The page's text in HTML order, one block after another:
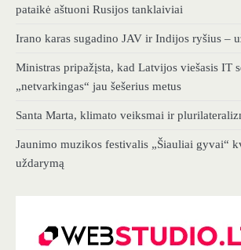
pataikė aštuoni Rusijos tanklaiviai
Irano karas sugadino JAV ir Indijos ryšius –
Ministras pripažįsta, kad Latvijos viešasis IT
„netvarkingas“ jau šešerius metus
Santa Marta, klimato veiksmai ir
Jaunimo muzikos festivalis „Šiauliai gyvai“
uždarymą